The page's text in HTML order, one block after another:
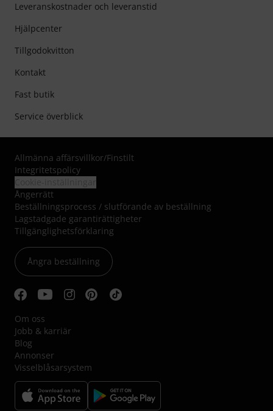
Leveranskostnader och leveranstid
Hjälpcenter
Tillgodokvitton
Kontakt
Fast butik
Service överblick
Allmänna affärsvillkor/Finstilt
Integritetspolicy
Ångerrätt
Beställningsprocess / slutförande av beställning
Lagstadgade garantirättigheter
Tillgänglighetsförklaring
Ångra beställning
Om oss
Jobb & karriär
Blog
Annonser
Visselblåsarsystem